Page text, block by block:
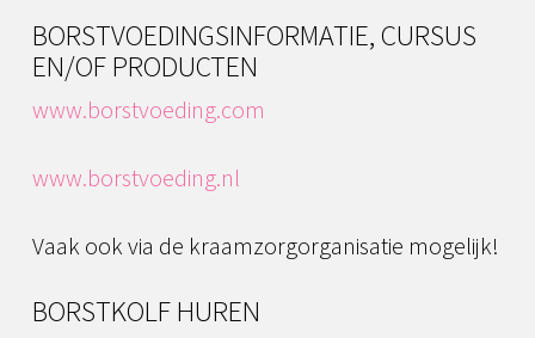
BORSTVOEDINGSINFORMATIE, CURSUS
EN/OF PRODUCTEN
www.borstvoeding.com
www.borstvoeding.nl
Vaak ook via de kraamzorgorganisatie mogelijk!
BORSTKOLF HUREN